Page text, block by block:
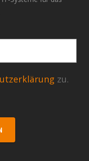
zu.